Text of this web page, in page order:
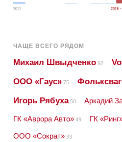
2011 2019
ЧАЩЕ ВСЕГО РЯДОМ
Михаил Швыдченко 92
ООО «Гаус» 75
Игорь Рябуха50 Аркадий
ГК «Аврора Авто» 49 ГК
ООО «Сократ» 33